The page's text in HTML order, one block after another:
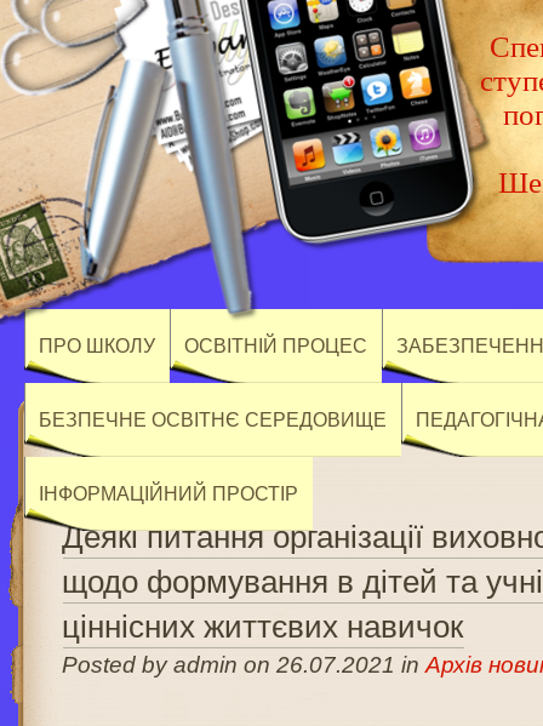
ПРО ШКОЛУ ОСВІТНІЙ ПРОЦЕС
БЕЗПЕЧНЕ ОСВІТНЄ СЕРЕДОВИЩЕ
ІНФОРМАЦІЙНИЙ ПРОСТІР
Деякі питання організації
щодо формування в дітей та
ціннісних життєвих навичок
Posted by admin on 26.07.2021 inАрхів